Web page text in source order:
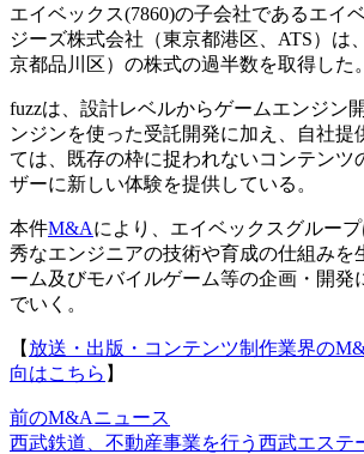
エイベックス(7860)の子会社であるエイ
ジーズ株式会社（東京都港区、ATS）は
京都品川区）の株式の過半数を取得した。
fuzzは、設計レベルからゲームエンジン
ンジンを使った受託開発に加え、自社提
ては、既存の枠に捉われないコンテンツ
ザーに新しい体験を提供している。
本件M&Aにより、エイベックスグルー
秀なエンジニアの技術や育成の仕組みを
ーム及びモバイルゲーム等の企画・開発
でいく。
【 放送・出版・コンテンツ制作業界の
向はこちら 】
前のM&Aニュース
西武鉄道、不動産事業を行う西武エステ